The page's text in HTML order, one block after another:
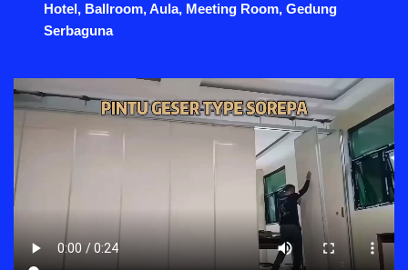
Hotel, Ballroom, Aula, Meeting Room, Gedung
Serbaguna